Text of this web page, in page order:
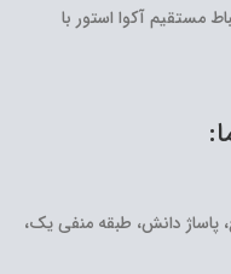
آکوا استور با
پاساژ دانش، طبقه منفی یک،